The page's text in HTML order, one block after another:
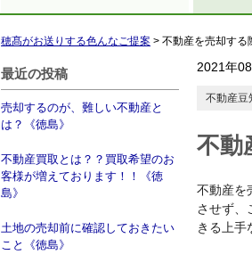
穂髙がお送りする色んなご提案 > 不動産を売却する
最近の投稿
売却するのが、難しい不動産と
は？《徳島》
不動産買取とは？？買取希望のお
客様が増えております！！《徳
島》
土地の売却前に確認しておきたい
こと《徳島》
2021年
不動産豆
不動
不動産を
させず、
きる上手